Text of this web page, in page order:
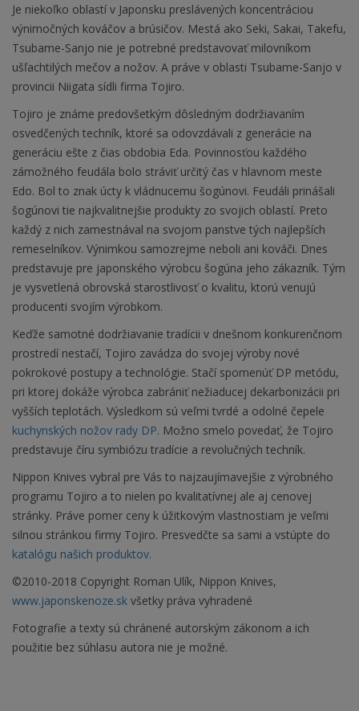
Je niekoľko oblastí v Japonsku preslávených koncentráciou
výnimočných kováčov a brúsičov. Mestá ako Seki, Sakai, Takefu,
Tsubame-Sanjo nie je potrebné predstavovať milovníkom
ušľachtilých mečov a nožov. A práve v oblasti Tsubame-Sanjo v
provincii Niigata sídli firma Tojiro.
Tojiro je známe predovšetkým dôsledným dodržiavaním
osvedčených techník, ktoré sa odovzdávali z generácie na
generáciu ešte z čias obdobia Eda. Povinnosťou každého
zámožného feudála bolo stráviť určitý čas v hlavnom meste
Edo. Bol to znak úcty k vládnucemu šogúnovi. Feudáli prinášali
šogúnovi tie najkvalitnejšie produkty zo svojich oblastí. Preto
každý z nich zamestnával na svojom panstve tých najlepších
remeselníkov. Výnimkou samozrejme neboli ani kováči. Dnes
predstavuje pre japonského výrobcu šogúna jeho zákazník. Tým
je vysvetlená obrovská starostlivosť o kvalitu, ktorú venujú
producenti svojím výrobkom.
Keďže samotné dodržiavanie tradícii v dnešnom konkurenčnom
prostredí nestačí, Tojiro zavádza do svojej výroby nové
pokrokové postupy a technológie. Stačí spomenúť DP metódu,
pri ktorej dokáže výrobca zabrániť nežiaducej dekarbonizácii pri
vyšších teplotách. Výsledkom sú veľmi tvrdé a odolné čepele
kuchynských nožov rady DP. Možno smelo povedať, že Tojiro
predstavuje číru symbiózu tradície a revolučných techník.
Nippon Knives vybral pre Vás to najzaujímavejšie z výrobného
programu Tojiro a to nielen po kvalitatívnej ale aj cenovej
stránky. Práve pomer ceny k úžitkovým vlastnostiam je veľmi
silnou stránkou firmy Tojiro. Presvedčte sa sami a vstúpte do
katalógu našich produktov.
©2010-2018 Copyright Roman Ulík, Nippon Knives,
www.japonskenoze.sk všetky práva vyhradené
Fotografie a texty sú chránené autorským zákonom a ich
použitie bez súhlasu autora nie je možné.